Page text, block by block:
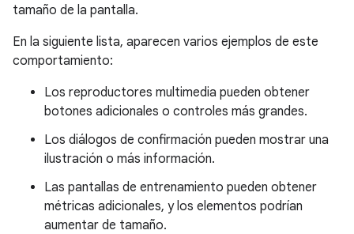
tamaño de la pantalla.
En la siguiente lista, aparecen varios ejemplos de este
comportamiento:
Los reproductores multimedia pueden obtener
botones adicionales o controles más grandes.
Los diálogos de confirmación pueden mostrar una
ilustración o más información.
Las pantallas de entrenamiento pueden obtener
métricas adicionales, y los elementos podrían
aumentar de tamaño.